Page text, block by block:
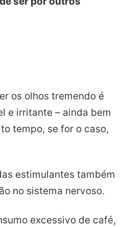
os olhos tremendo é
e irritante – ainda bem
tempo, se for o caso,
estimulantes também
no sistema nervoso.
excessivo de café,